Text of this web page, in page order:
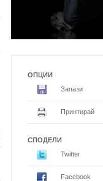
ОПЦИИ
Запази
Принтирай
СПОДЕЛИ
Twitter
Facebook